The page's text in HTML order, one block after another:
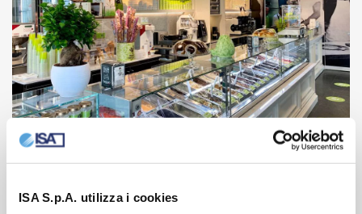
ISA S.p.A. utilizza i cookies
Gelateria del Gallo
GELATERIA, BAR / 2020